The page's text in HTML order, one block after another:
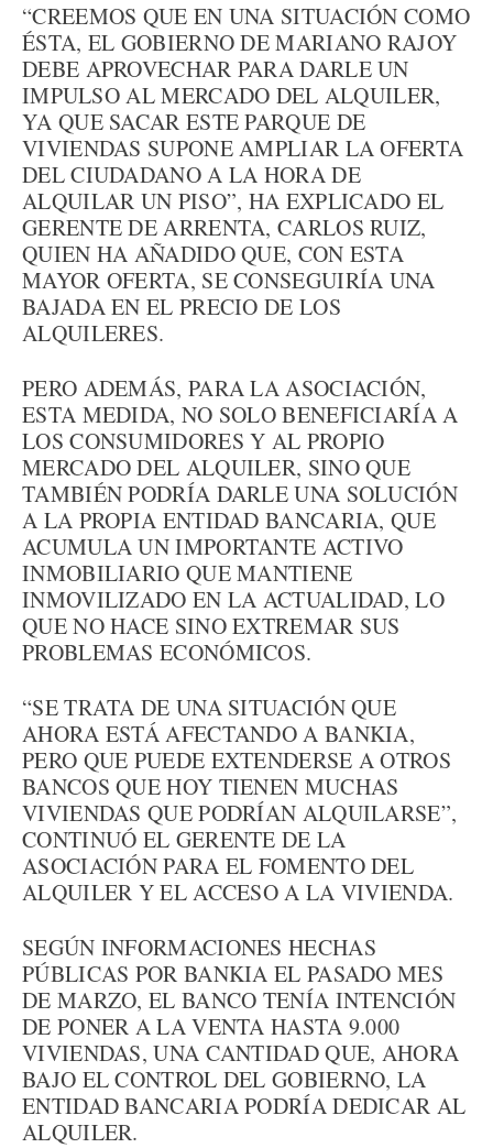
“CREEMOS QUE EN UNA SITUACIÓN COMO
ÉSTA, EL GOBIERNO DE MARIANO RAJOY
DEBE APROVECHAR PARA DARLE UN
IMPULSO AL MERCADO DEL ALQUILER,
YA QUE SACAR ESTE PARQUE DE
VIVIENDAS SUPONE AMPLIAR LA OFERTA
DEL CIUDADANO A LA HORA DE
ALQUILAR UN PISO”, HA EXPLICADO EL
GERENTE DE ARRENTA, CARLOS RUIZ,
QUIEN HA AÑADIDO QUE, CON ESTA
MAYOR OFERTA, SE CONSEGUIRÍA UNA
BAJADA EN EL PRECIO DE LOS
ALQUILERES.
PERO ADEMÁS, PARA LA ASOCIACIÓN,
ESTA MEDIDA, NO SOLO BENEFICIARÍA A
LOS CONSUMIDORES Y AL PROPIO
MERCADO DEL ALQUILER, SINO QUE
TAMBIÉN PODRÍA DARLE UNA SOLUCIÓN
A LA PROPIA ENTIDAD BANCARIA, QUE
ACUMULA UN IMPORTANTE ACTIVO
INMOBILIARIO QUE MANTIENE
INMOVILIZADO EN LA ACTUALIDAD, LO
QUE NO HACE SINO EXTREMAR SUS
PROBLEMAS ECONÓMICOS.
“SE TRATA DE UNA SITUACIÓN QUE
AHORA ESTÁ AFECTANDO A BANKIA,
PERO QUE PUEDE EXTENDERSE A OTROS
BANCOS QUE HOY TIENEN MUCHAS
VIVIENDAS QUE PODRÍAN ALQUILARSE”,
CONTINUÓ EL GERENTE DE LA
ASOCIACIÓN PARA EL FOMENTO DEL
ALQUILER Y EL ACCESO A LA VIVIENDA.
SEGÚN INFORMACIONES HECHAS
PÚBLICAS POR BANKIA EL PASADO MES
DE MARZO, EL BANCO TENÍA INTENCIÓN
DE PONER A LA VENTA HASTA 9.000
VIVIENDAS, UNA CANTIDAD QUE, AHORA
BAJO EL CONTROL DEL GOBIERNO, LA
ENTIDAD BANCARIA PODRÍA DEDICAR AL
ALQUILER.